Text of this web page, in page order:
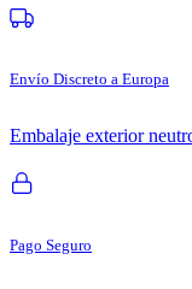
Envío Discreto a Europa
Embalaje exterior
Pago Seguro